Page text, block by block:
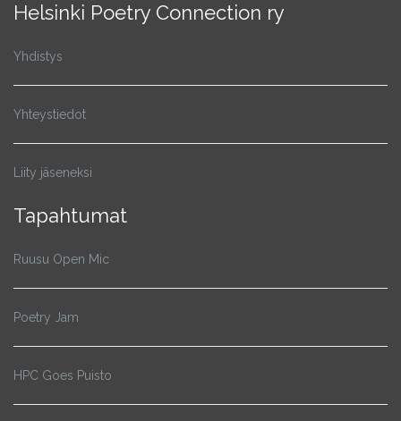
Helsinki Poetry Connection ry
Yhdistys
Yhteystiedot
Liity jäseneksi
Tapahtumat
Ruusu Open Mic
Poetry Jam
HPC Goes Puisto